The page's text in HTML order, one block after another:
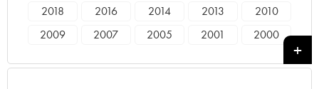
2018 2016 2014 2013
2010
2009
2007 2005 2001
2000